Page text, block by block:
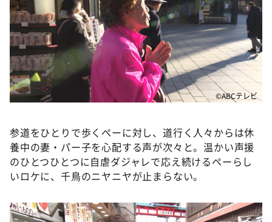
©ABCテレビ
参道をひとりで歩くペーに対し、道行く人々からは休
養中の妻・パー子を心配する声が次々と。温かい声援
のひとつひとつに自虐ダジャレで応え続けるペーらし
いロケに、千鳥のニヤニヤが止まらない。